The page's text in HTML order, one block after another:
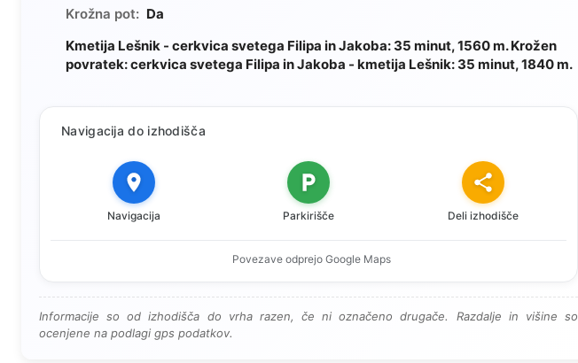
Krožna pot: Da
Kmetija Lešnik - cerkvica svetega Filipa in Jakoba: 35 minut, 1560 m. Krožen
povratek: cerkvica svetega Filipa in Jakoba - kmetija Lešnik: 35 minut, 1840 m.
Navigacija do izhodišča
Navigacija Parkirišče Deli izhodišče
Povezave odprejo Google Maps
Informacije so od izhodišča do vrha razen, če ni označeno drugače. Razdalje in višine so
ocenjene na podlagi gps podatkov.